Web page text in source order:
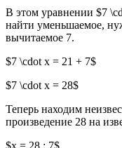
В этом уравнении $7
найти уменьшаемое,
вычитаемое 7.
$7 \cdot x = 21 + 7$
$7 \cdot x = 28$
Теперь находим
произведение 28 на
$x = 28 : 7$